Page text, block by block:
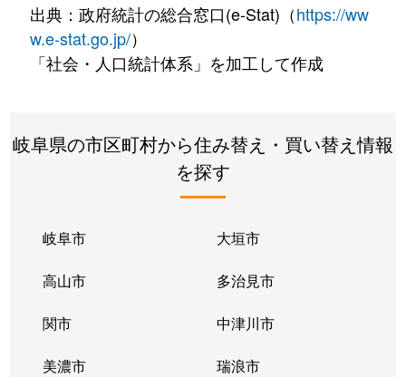
出典：政府統計の総合窓口(e-Stat)（https://ww
w.e-stat.go.jp/）
「社会・人口統計体系」を加工して作成
岐阜県の市区町村から住み替え・買い替え情報
を探す
岐阜市 大垣市
高山市 多治見市
関市 中津川市
美濃市 瑞浪市